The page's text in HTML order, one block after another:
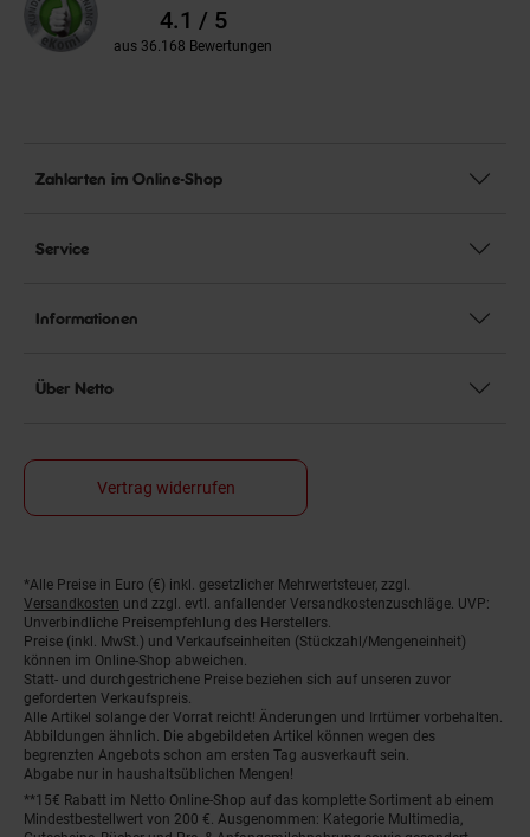
Bewertungen4.1 / 5
aus 36.168 Bewertungen
Zahlarten im Online-Shop
Service
Informationen
Über Netto
Vertrag widerrufen
Fußnoten
*Alle Preise in Euro (€) inkl. gesetzlicher Mehrwertsteuer, zzgl.
Versandkosten und zzgl. evtl. anfallender Versandkostenzuschläge. UVP:
Unverbindliche Preisempfehlung des Herstellers.
Preise (inkl. MwSt.) und Verkaufseinheiten (Stückzahl/Mengeneinheit)
können im Online-Shop abweichen.
Statt- und durchgestrichene Preise beziehen sich auf unseren zuvor
geforderten Verkaufspreis.
Alle Artikel solange der Vorrat reicht! Änderungen und Irrtümer vorbehalten.
Abbildungen ähnlich. Die abgebildeten Artikel können wegen des
begrenzten Angebots schon am ersten Tag ausverkauft sein.
Abgabe nur in haushaltsüblichen Mengen!
**15€ Rabatt im Netto Online-Shop auf das komplette Sortiment ab einem
Mindestbestellwert von 200 €. Ausgenommen: Kategorie Multimedia,